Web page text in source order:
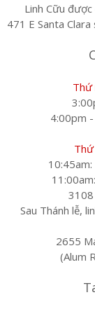
Linh Cữu
471 E Santa
Thứ
4:00pm
3108
Sau Thánh lễ,
2655
(Alum